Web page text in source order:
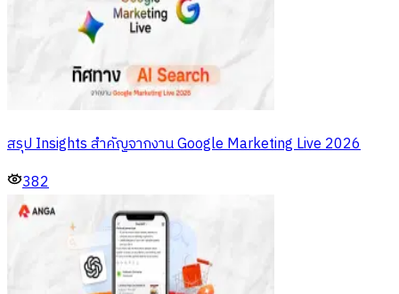
สรุป Insights สำคัญจากงาน Google Marketing Live 2026
382